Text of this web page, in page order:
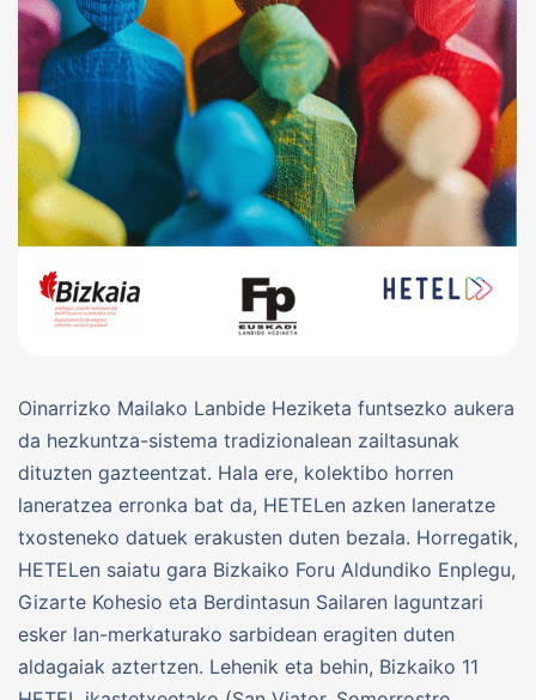
Oinarrizko Mailako Lanbide Heziketa funtsezko aukera
da hezkuntza-sistema tradizionalean zailtasunak
dituzten gazteentzat. Hala ere, kolektibo horren
laneratzea erronka bat da, HETELen azken laneratze
txosteneko datuek erakusten duten bezala. Horregatik,
HETELen saiatu gara Bizkaiko Foru Aldundiko Enplegu,
Gizarte Kohesio eta Berdintasun Sailaren laguntzari
esker lan-merkaturako sarbidean eragiten duten
aldagaiak aztertzen. Lehenik eta behin, Bizkaiko 11